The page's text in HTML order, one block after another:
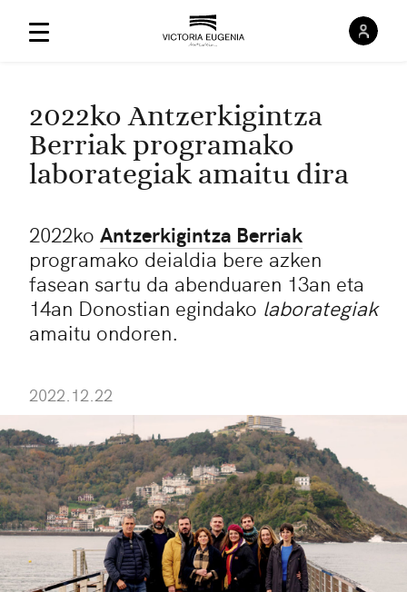
2022ko Antzerkigintza
Berriak programako
laborategiak amaitu dira
2022ko Antzerkigintza Berriak
programako deialdia bere azken
fasean sartu da abenduaren 13an eta
14an Donostian egindako laborategiak
amaitu ondoren.
2022.12.22